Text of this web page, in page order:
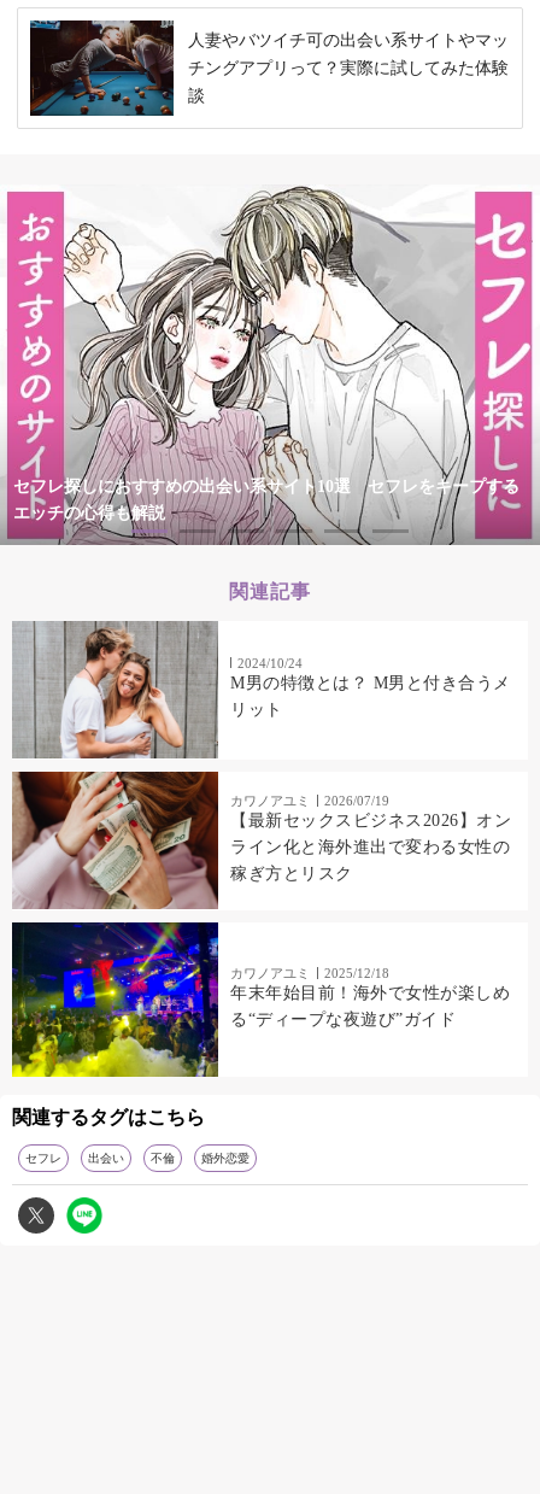
人妻やバツイチ可の出会い系サイトやマッ
チングアプリって？実際に試してみた体験
談
セフレ探しにおすすめの出会い系サイト10選 セフレをキープする
エッチの心得も解説
関連記事
2024/10/24
M男の特徴とは？ M男と付き合うメ
リット
カワノアユミ 2026/07/19
【最新セックスビジネス2026】オン
ライン化と海外進出で変わる女性の
稼ぎ方とリスク
カワノアユミ 2025/12/18
年末年始目前！海外で女性が楽しめ
る“ディープな夜遊び”ガイド
関連するタグはこちら
セフレ 出会い 不倫 婚外恋愛